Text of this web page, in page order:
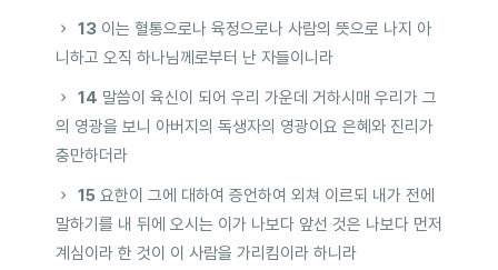
13이는 혈통으로나 육정으로나 사람의 뜻으로 나지 아
니하고 오직 하나님께로부터 난 자들이니라
14 말씀이 육신이 되어 우리 가운데 거하시매 우리가 그
의 영광을 보니 아버지의 독생자의 영광이요 은혜와 진리가
충만하더라
15요한이 그에 대하여 증언하여 외쳐 이르되 내가 전에
말하기를 내 뒤에 오시는 이가 나보다 앞선 것은 나보다 먼저
계심이라 한 것이 이 사람을 가리킴이라 하니라